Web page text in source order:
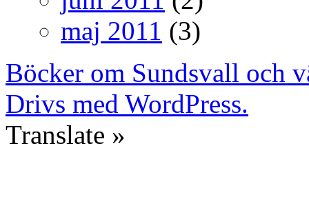
maj 2011 (3)
Böcker om Sundsvall och
Drivs med WordPress.
Translate »